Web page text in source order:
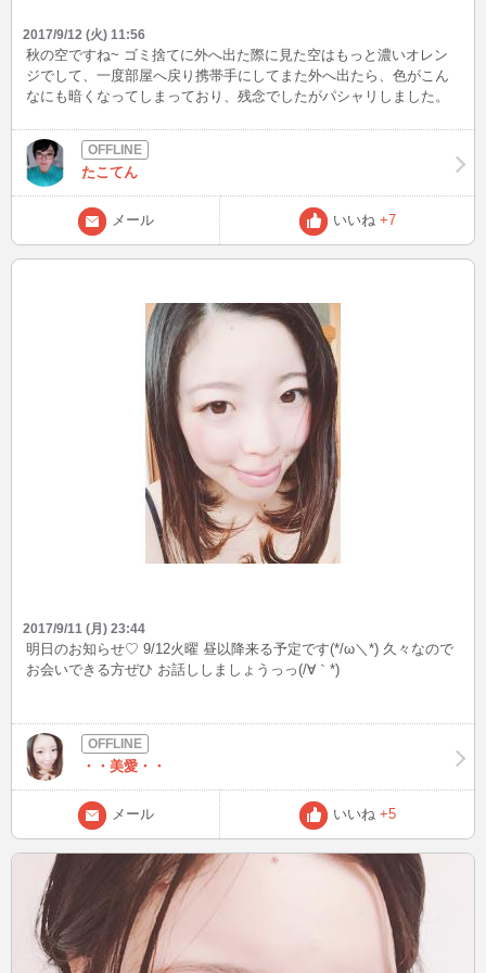
2017/9/12 (火) 11:56
秋の空ですね~ ゴミ捨てに外へ出た際に見た空はもっと濃いオレン
ジでして、一度部屋へ戻り携帯手にしてまた外へ出たら、色がこん
なにも暗くなってしまっており、残念でしたがパシャリしました。
たこてん
メール いいね +7
2017/9/11 (月) 23:44
明日のお知らせ♡ 9/12火曜 昼以降来る予定です(*/ω＼*) 久々なので
お会いできる方ぜひ お話ししましょうっっ(/∀｀*)
・・美愛・・
メール いいね +5